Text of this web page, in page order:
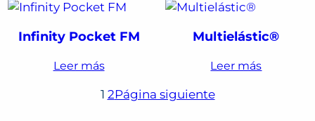
Infinity Pocket FM
Leer más
Multielástic®
Leer más
1 2Página siguiente